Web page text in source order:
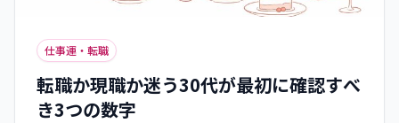
仕事運・転職
転職か現職か迷う30代が最初に確認すべ
き3つの数字